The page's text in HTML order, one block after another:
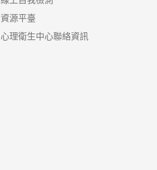
資源平臺
心理衛生中心聯絡資訊